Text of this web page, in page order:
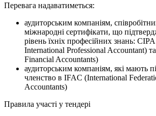
Перевага надаватиметься:
аудиторським компаніям,
міжнародні сертифікати, що
рівень їхніх професійних знань:
International Professional Accountant)
Financial Accountants)
аудиторським компаніям, які мають
членство в IFAC (International
Accountants)
Правила участі у тендері